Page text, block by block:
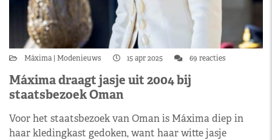
Máxima Modenieuws 15 apr 2025 69 reacties
Máxima draagt jasje uit 2004 bij
staatsbezoek Oman
Voor het staatsbezoek van Oman is Máxima diep in
haar kledingkast gedoken, want haar witte jasje